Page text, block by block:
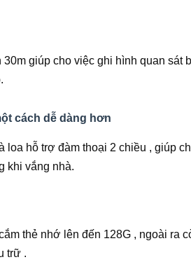
giúp cho việc ghi hình quan sát
cách dễ dàng hơn
loa hỗ trợ đàm thoại 2 chiều , giúp
khi vắng nhà.
thẻ nhớ lên đến 128G , ngoài ra
trữ .